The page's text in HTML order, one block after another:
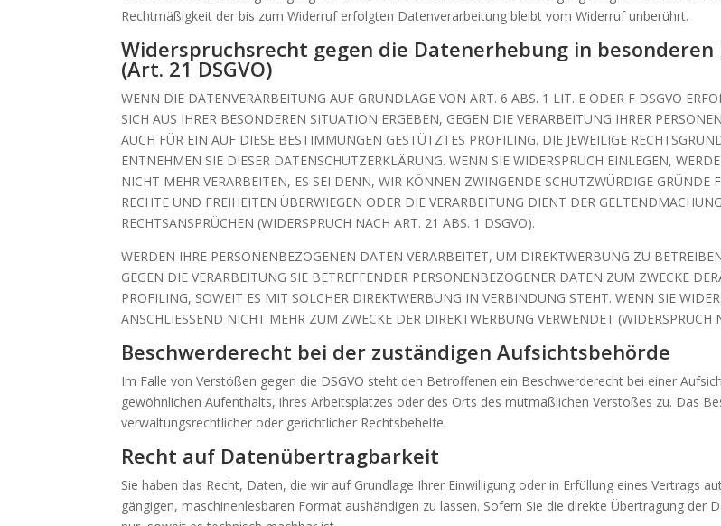
Rechtmäßigkeit der bis zum Widerruf erfolgten Datenverarbeitung bleibt vom Widerruf unberührt.
Widerspruchsrecht gegen die Datenerhebung in
(Art. 21 DSGVO)
WENN DIE DATENVERARBEITUNG AUF GRUNDLAGE VON ART. 6 ABS. 1 LIT. E ODER F DSGVO
SICH AUS IHRER BESONDEREN SITUATION ERGEBEN, GEGEN DIE VERARBEITUNG IHRER
AUCH FÜR EIN AUF DIESE BESTIMMUNGEN GESTÜTZTES PROFILING. DIE JEWEILIGE
ENTNEHMEN SIE DIESER DATENSCHUTZERKLÄRUNG. WENN SIE WIDERSPRUCH EINLEGEN,
NICHT MEHR VERARBEITEN, ES SEI DENN, WIR KÖNNEN ZWINGENDE SCHUTZWÜRDIGE GRÜNDE
RECHTE UND FREIHEITEN ÜBERWIEGEN ODER DIE VERARBEITUNG DIENT DER
RECHTSANSPRÜCHEN (WIDERSPRUCH NACH ART. 21 ABS. 1 DSGVO).
WERDEN IHRE PERSONENBEZOGENEN DATEN VERARBEITET, UM DIREKTWERBUNG ZU
GEGEN DIE VERARBEITUNG SIE BETREFFENDER PERSONENBEZOGENER DATEN ZUM ZWECKE
PROFILING, SOWEIT ES MIT SOLCHER DIREKTWERBUNG IN VERBINDUNG STEHT. WENN SIE
ANSCHLIESSEND NICHT MEHR ZUM ZWECKE DER DIREKTWERBUNG VERWENDET (WIDERSPRUCH
Beschwerde­recht bei der zuständigen Aufsichts­behörde
Im Falle von Verstößen gegen die DSGVO steht den Betroffenen ein Beschwerderecht bei einer
gewöhnlichen Aufenthalts, ihres Arbeitsplatzes oder des Orts des mutmaßlichen Verstoßes zu. Das
verwaltungsrechtlicher oder gerichtlicher Rechtsbehelfe.
Recht auf Daten­übertrag­barkeit
Sie haben das Recht, Daten, die wir auf Grundlage Ihrer Einwilligung oder in Erfüllung eines Vertrags
gängigen, maschinenlesbaren Format aushändigen zu lassen. Sofern Sie die direkte Übertragung